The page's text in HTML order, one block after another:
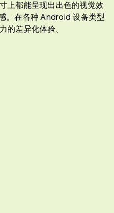
上都能呈现出出色的视觉效
。在各种 Android 设备类型
的差异化体验。